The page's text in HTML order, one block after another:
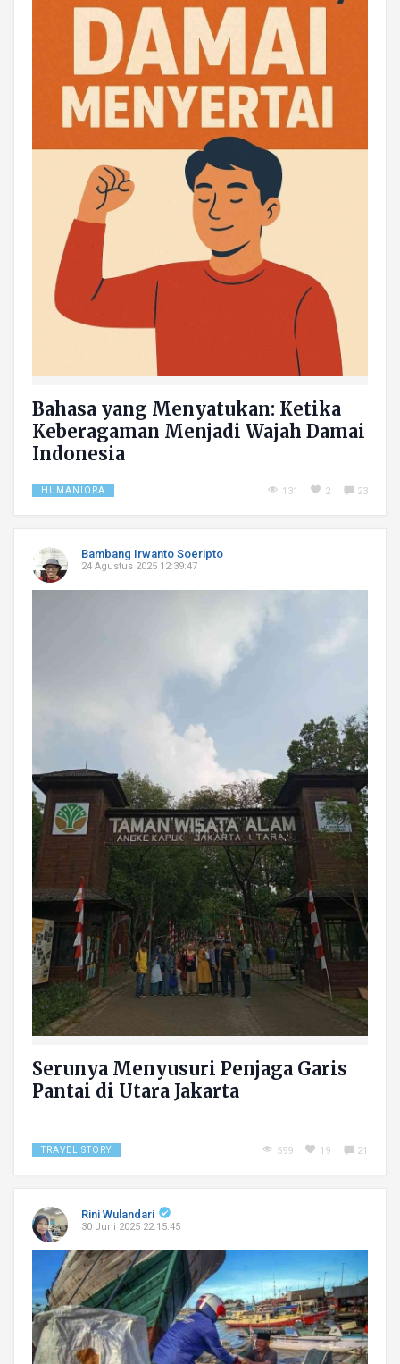
Bahasa yang Menyatukan: Ketika
Keberagaman Menjadi Wajah Damai
Indonesia
HUMANIORA 131 2 23
Bambang Irwanto Soeripto
24 Agustus 2025 12:39:47
Serunya Menyusuri Penjaga Garis
Pantai di Utara Jakarta
TRAVEL STORY 599 19 21
Rini Wulandari
30 Juni 2025 22:15:45